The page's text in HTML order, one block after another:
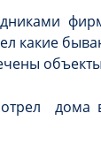
какие